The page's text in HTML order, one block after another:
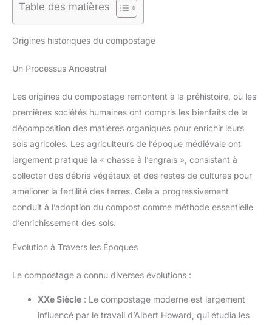
Table des matières
Origines historiques du compostage
Un Processus Ancestral
Les origines du compostage remontent à la préhistoire, où les
premières sociétés humaines ont compris les bienfaits de la
décomposition des matières organiques pour enrichir leurs
sols agricoles. Les agriculteurs de l’époque médiévale ont
largement pratiqué la « chasse à l’engrais », consistant à
collecter des débris végétaux et des restes de cultures pour
améliorer la fertilité des terres. Cela a progressivement
conduit à l’adoption du compost comme méthode essentielle
d’enrichissement des sols.
Évolution à Travers les Époques
Le compostage a connu diverses évolutions :
XXe Siècle : Le compostage moderne est largement
influencé par le travail d’Albert Howard, qui étudia les